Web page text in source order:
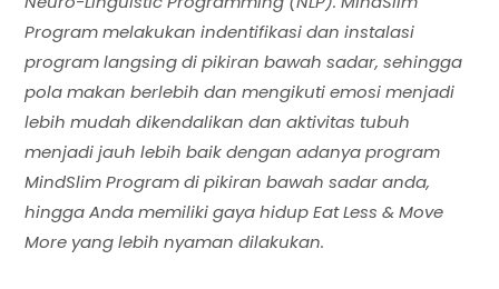
Program melakukan indentifikasi dan instalasi
program langsing di pikiran bawah sadar, sehingga
pola makan berlebih dan mengikuti emosi menjadi
lebih mudah dikendalikan dan aktivitas tubuh
menjadi jauh lebih baik dengan adanya program
MindSlim Program di pikiran bawah sadar anda,
hingga Anda memiliki gaya hidup Eat Less & Move
More yang lebih nyaman dilakukan.